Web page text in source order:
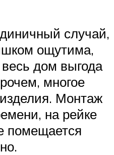
случай,
ощутима,
дом выгода
многое
Монтаж
на рейке
помещается